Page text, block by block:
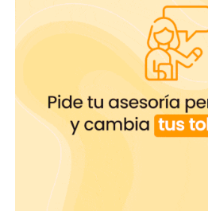
Aceites naturales
Los aceites naturales no dañan
contrario, hace que se vea
aplicas aceites antes de dormir,
absorbe el olor
y en la
agradable que permanecerá